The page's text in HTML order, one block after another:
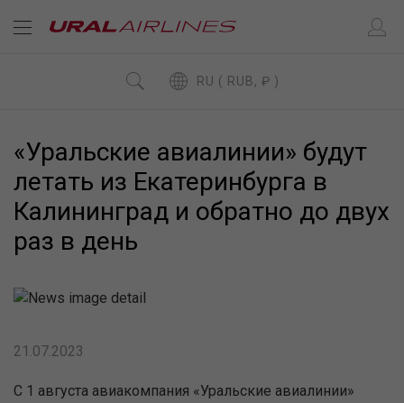
RU ( RUB, ₽ )
«Уральские авиалинии» будут
летать из Екатеринбурга в
Калининград и обратно до двух
раз в день
21.07.2023
С 1 августа авиакомпания «Уральские авиалинии»